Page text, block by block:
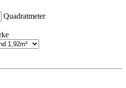
Quadratmeter